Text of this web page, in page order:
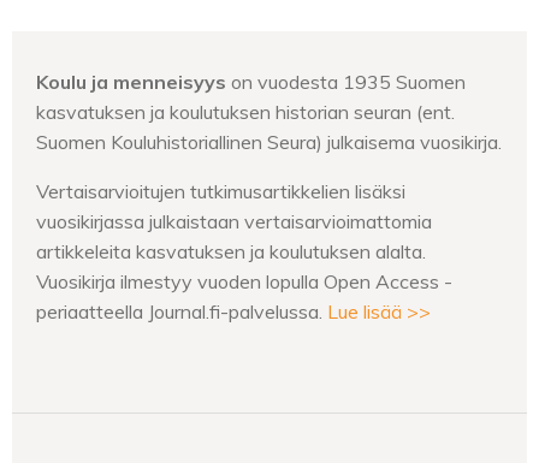
Koulu ja menneisyys on vuodesta 1935 Suomen
kasvatuksen ja koulutuksen historian seuran (ent.
Suomen Kouluhistoriallinen Seura) julkaisema vuosikirja.
Vertaisarvioitujen tutkimusartikkelien lisäksi
vuosikirjassa julkaistaan vertaisarvioimattomia
artikkeleita kasvatuksen ja koulutuksen alalta.
Vuosikirja ilmestyy vuoden lopulla Open Access -
periaatteella Journal.fi-palvelussa. Lue lisää >>